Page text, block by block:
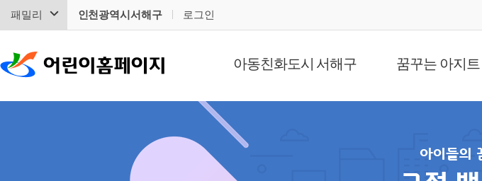
패밀리 인천광역시서해구 로그인
아동친화도시 서해구 꿈꾸는 아지트